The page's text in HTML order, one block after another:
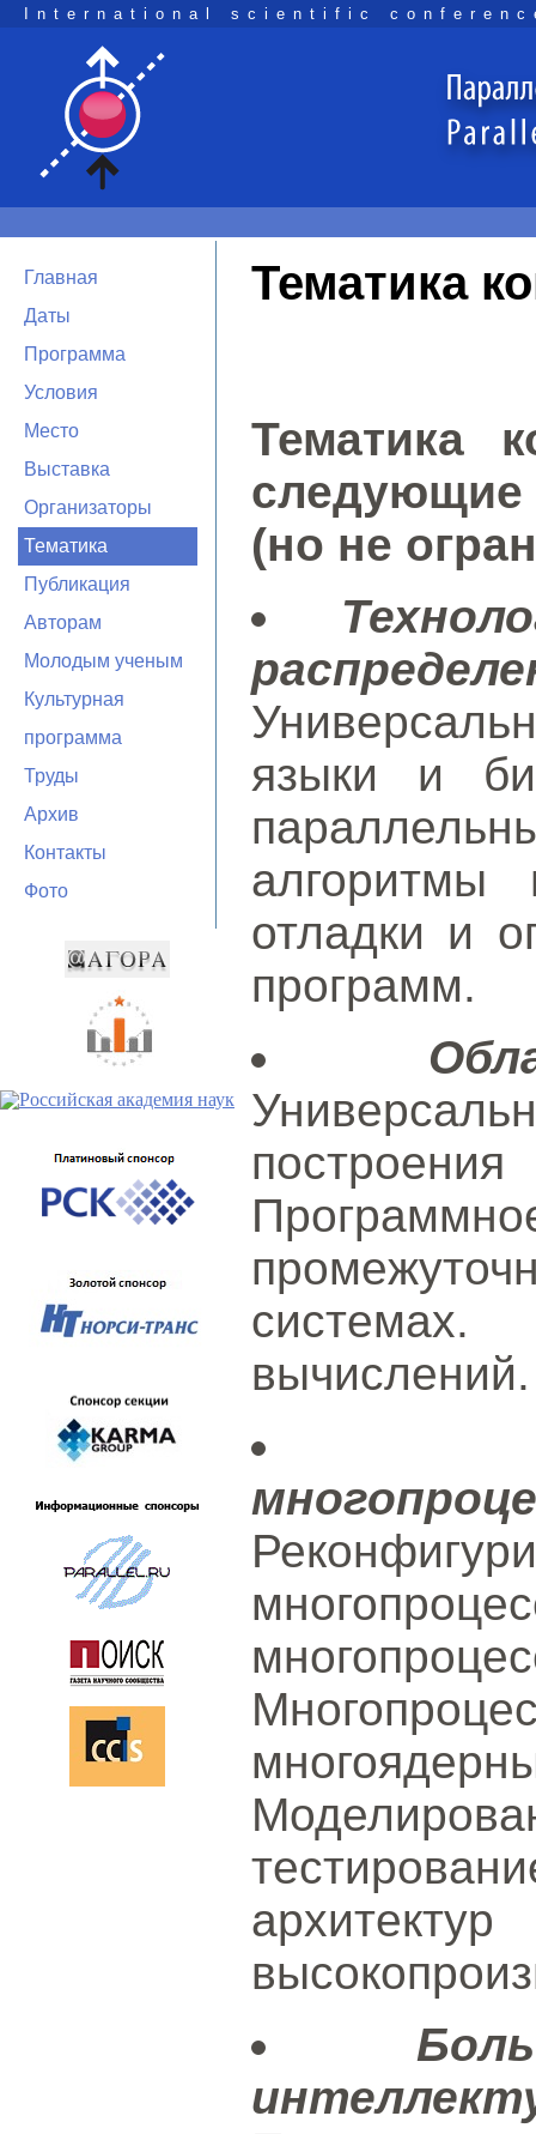
International scientific
Главная
Даты
Программа
Условия
Место
Выставка
Организаторы
Тематика
Публикация
Авторам
Молодым ученым
Культурная
программа
Труды
Архив
Контакты
Фото
Тематика
Тематика
(но не
языки и
алгоритмы
отладки и
программ.
вычислений.